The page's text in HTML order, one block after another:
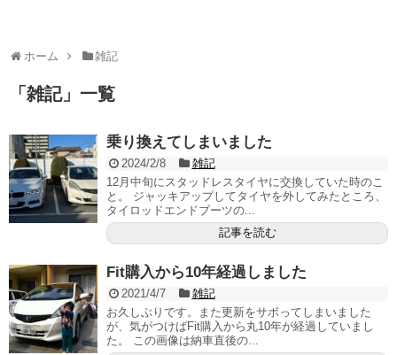
ホーム 雑記
「 雑記」 一覧
乗り換えてしまいました
2024/2/8
雑記
12月中旬にスタッドレスタイヤに交換していた時のこ
と。 ジャッキアップしてタイヤを外してみたところ、
タイロッドエンドブーツの...
記事を読む
Fit購入から10年経過しました
2021/4/7
雑記
お久しぶりです。また更新をサボってしまいました
が、気がつけばFit購入から丸10年が経過していまし
た。 この画像は納車直後の...